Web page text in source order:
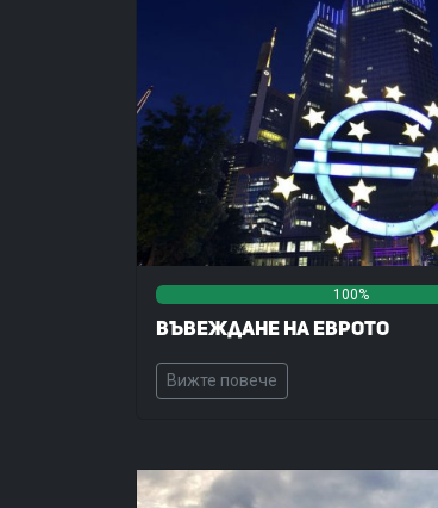
100%
Въвеждане на еврото
Вижте повече